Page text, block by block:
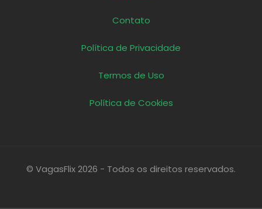
Contato
Política de Privacidade
Termos de Uso
Política de Cookies
© VagasFlix 2026 - Todos os direitos reservados.